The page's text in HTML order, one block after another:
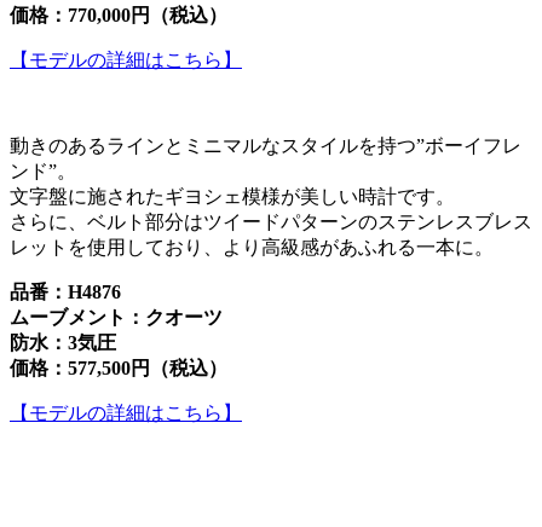
価格：770,000円（税込）
【モデルの詳細はこちら】
動きのあるラインとミニマルなスタイルを持つ”ボーイフレ
ンド”。
文字盤に施されたギヨシェ模様が美しい時計です。
さらに、ベルト部分はツイードパターンのステンレスブレス
レットを使用しており、より高級感があふれる一本に。
品番：H4876
ムーブメント：クオーツ
防水：3気圧
価格：577,500円（税込）
【モデルの詳細はこちら】